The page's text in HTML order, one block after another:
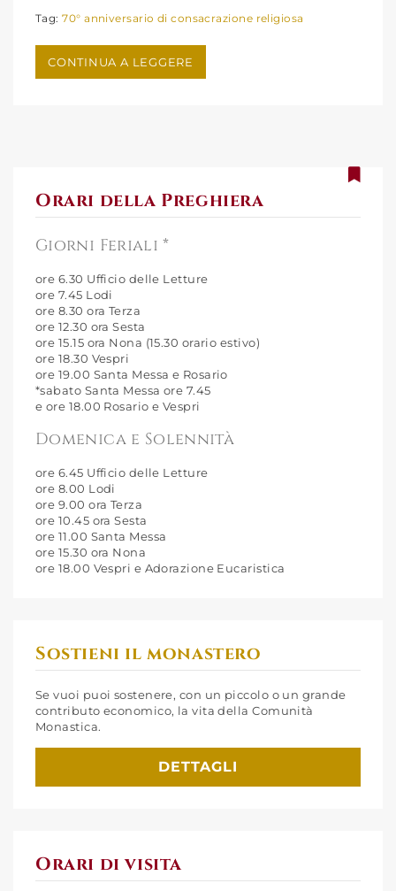
Tag:70° anniversario di consacrazione religiosa
CONTINUA A LEGGERE
Orari della Preghiera
Giorni Feriali *
ore 6.30 Ufficio delle Letture
ore 7.45 Lodi
ore 8.30 ora Terza
ore 12.30 ora Sesta
ore 15.15 ora Nona (15.30 orario estivo)
ore 18.30 Vespri
ore 19.00 Santa Messa e Rosario
*sabato Santa Messa ore 7.45
e ore 18.00 Rosario e Vespri
Domenica e Solennità
ore 6.45 Ufficio delle Letture
ore 8.00 Lodi
ore 9.00 ora Terza
ore 10.45 ora Sesta
ore 11.00 Santa Messa
ore 15.30 ora Nona
ore 18.00 Vespri e Adorazione Eucaristica
Sostieni il monastero
Se vuoi puoi sostenere, con un piccolo o un grande
contributo economico, la vita della Comunità
Monastica.
DETTAGLI
Orari di visita